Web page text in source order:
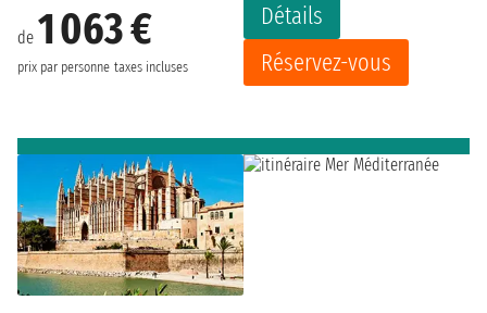
de 1 063 €
prix par personne taxes incluses
Détails
Réservez-vous